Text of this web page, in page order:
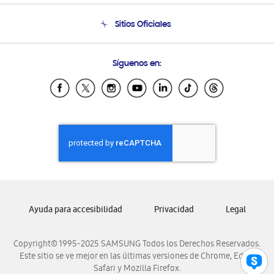
Condiciones de Compra
Soporte vía eMail
Sitios Oficiales
Samsung Ecuador
Samsung El Salvador
Samsung Honduras
Samsung Nicaragua
Samsung Panamá
Samsung Venezuela
Síguenos en:
Copyright© 1995-2025 SAMSUNG Todos los Derechos Reservados.
Este sitio se ve mejor en las últimas versiones de Chrome, Edge,
Safari y Mozilla Firefox.
Ayuda para accesibilidad Privacidad Legal